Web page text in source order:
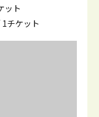
ット
1チケット